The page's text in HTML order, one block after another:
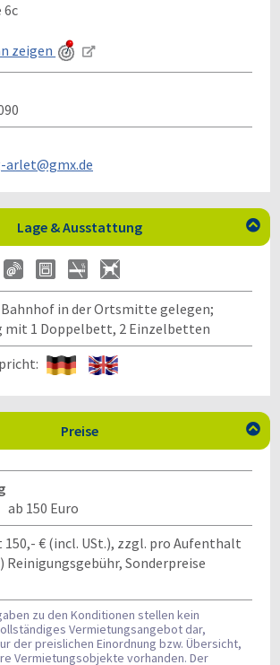
6c
zeigen
Lage & Ausstattung 
Bahnhof in der Ortsmitte gelegen;
mit 1 Doppelbett, 2 Einzelbetten
Preise 
ab 150 Euro
150,- € (incl. USt.), zzgl. pro Aufenthalt
Reinigungsgebühr, Sonderpreise
zu den Konditionen stellen kein
Vermietungsangebot dar,
der preislichen Einordnung bzw. Übersicht,
Vermietungsobjekte vorhanden. Der